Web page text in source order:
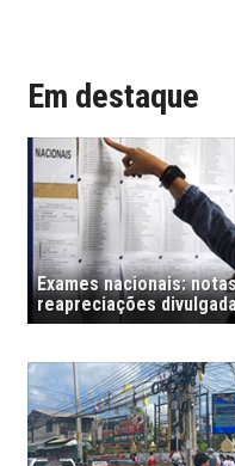
Em destaque
Exames nacionais:
reapreciações